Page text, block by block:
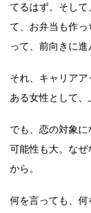
てるはず。そし
て、お弁当も作っ
って、前向きに進
それ、キャリア
ある女性として、
でも、恋の対象
可能性も大。な
から。
何を言っても、